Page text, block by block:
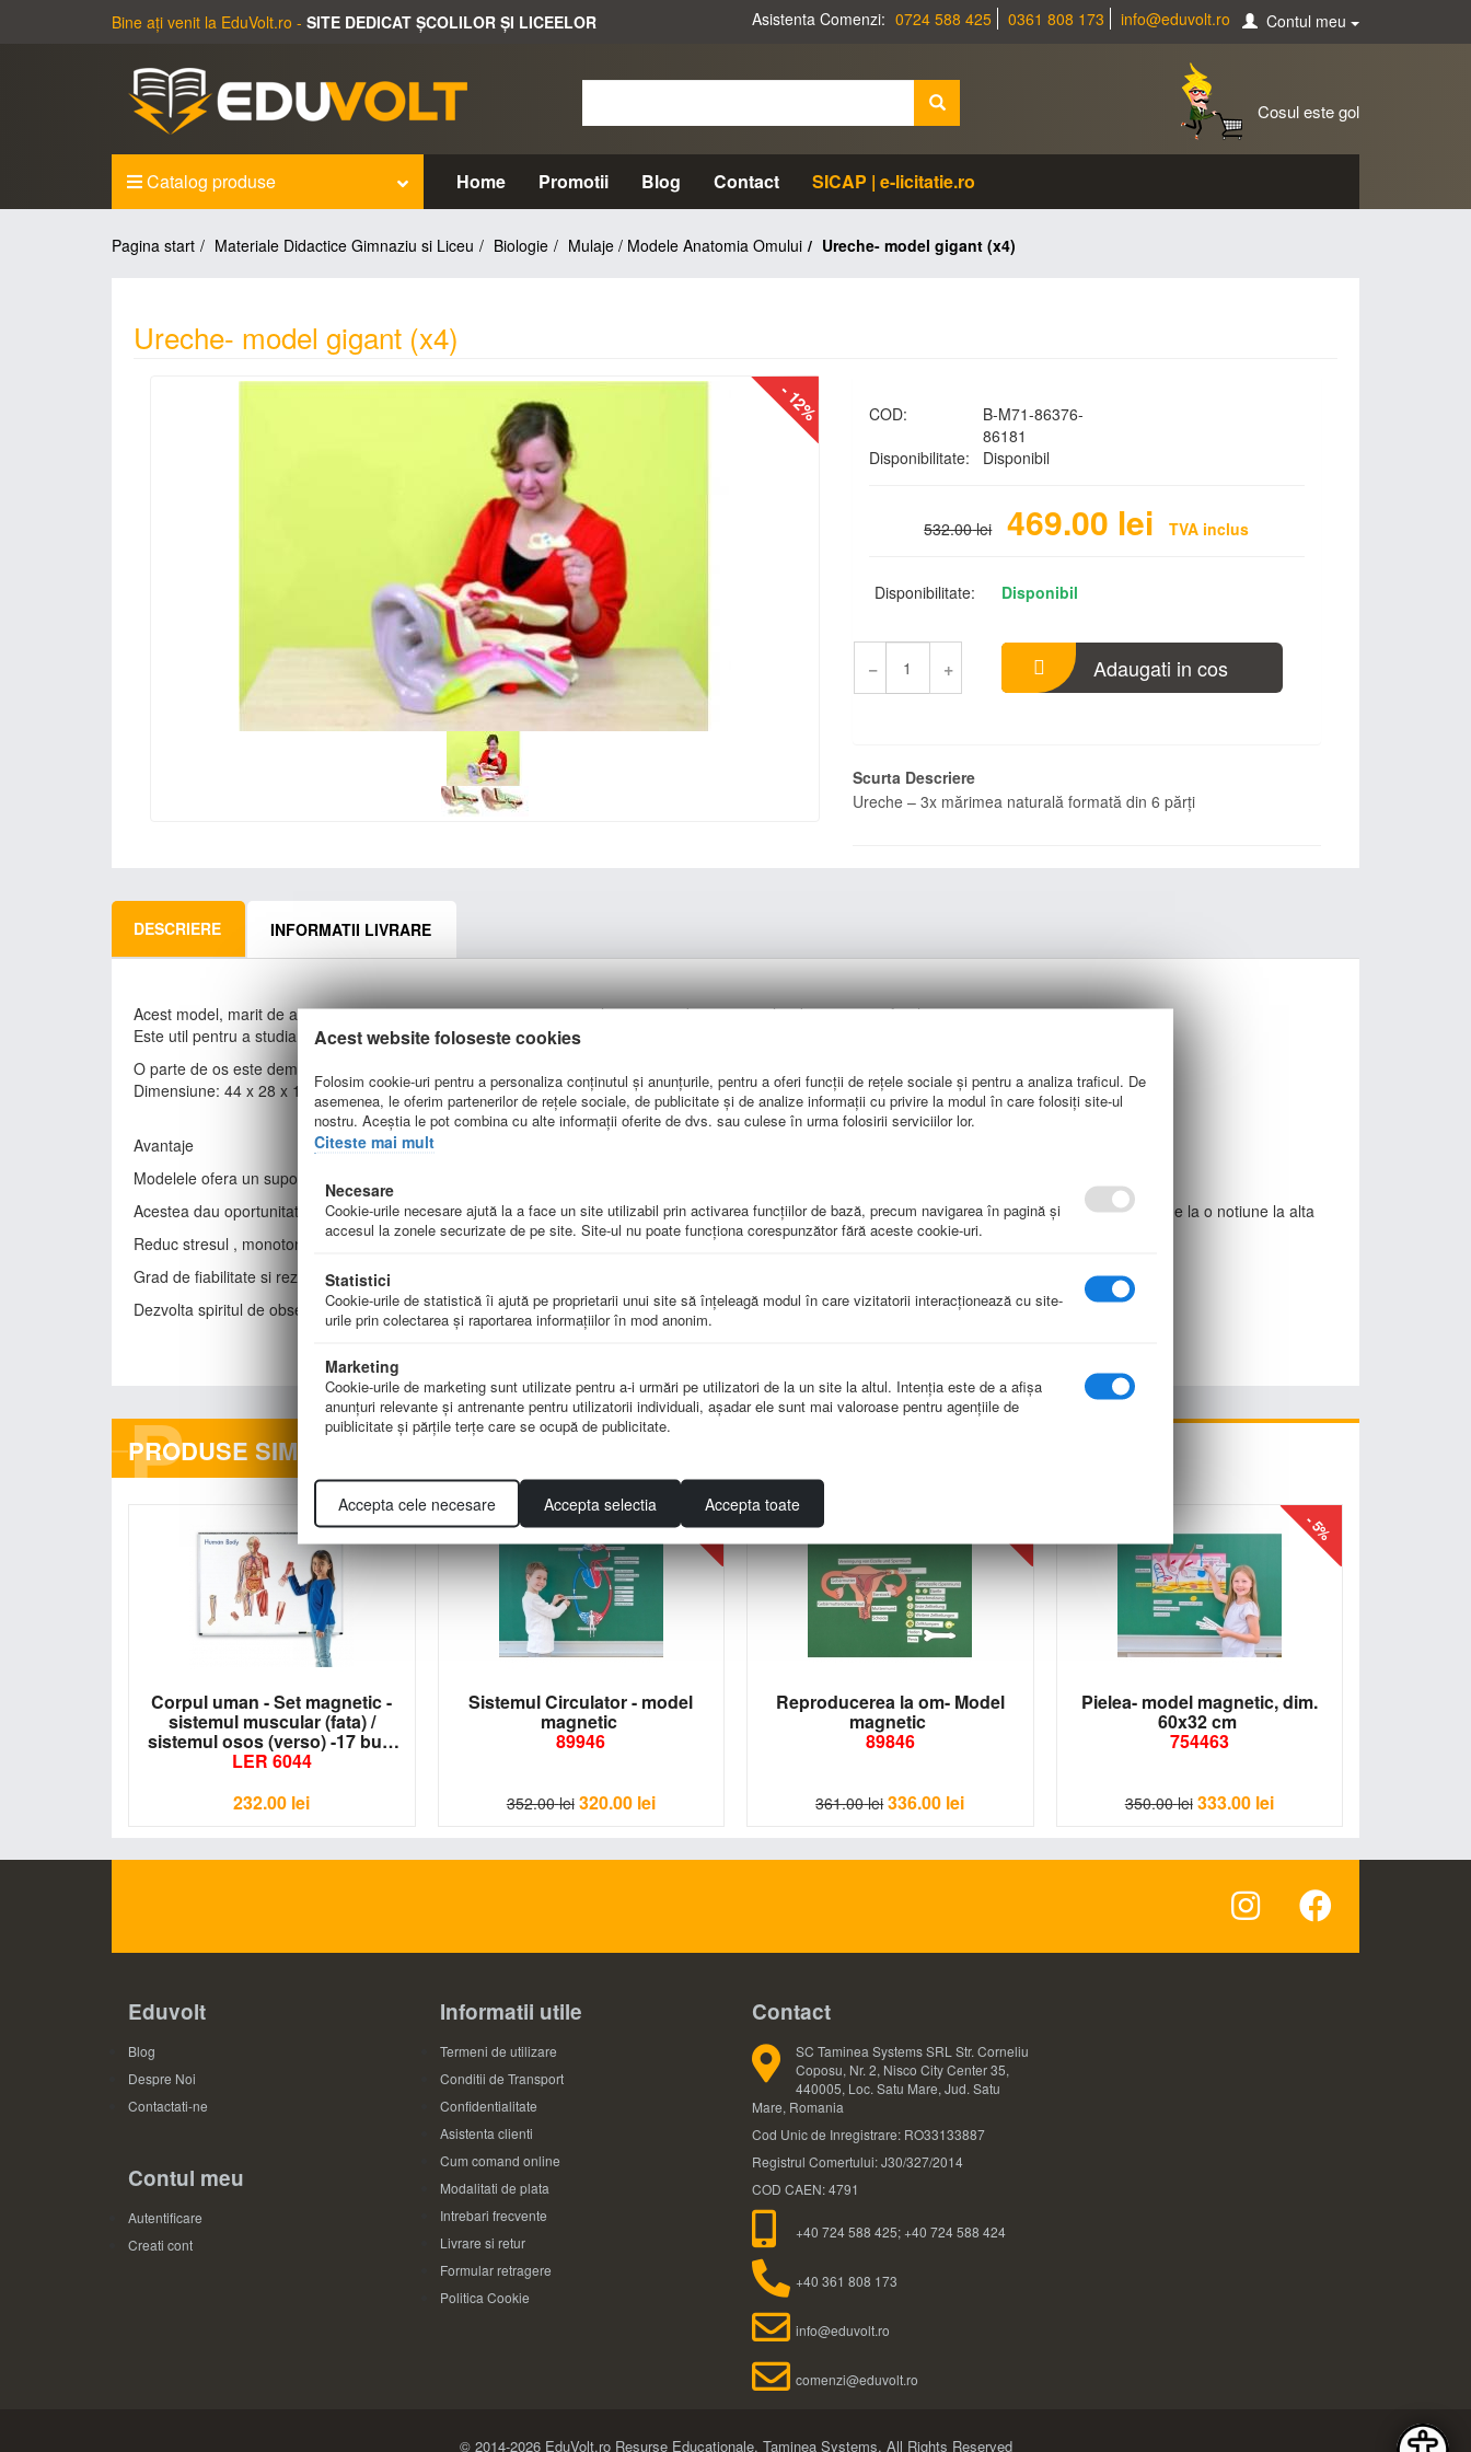
Bine ați venit la EduVolt.ro - SITE DEDICAT ȘCOLILOR ȘI LICEELOR Asistenta Comenzi: 0724 588 425 0361 808 173 info@eduvolt.ro Contul meu
Cosul este gol
Catalog produse Home Promotii Blog Contact SICAP | e-licitatie.ro
Pagina start Materiale Didactice Gimnaziu si Liceu Biologie Mulaje / Modele Anatomia Omului Ureche- model gigant (x4)
Ureche- model gigant (x4)
- 12% COD:
B-M71-86376-
86181
Disponibilitate:
Disponibil
532.00 lei 469.00 lei TVA inclus
Disponibilitate: Disponibil
− + Adaugati in cos
Scurta Descriere
Ureche – 3x mărimea naturală formată din 6 părţi
DESCRIERE INFORMATII LIVRARE
Acest model, marit de aprox. 4 ori, este conceput ca un ajutor vizual pentru predarea cursurilor de anatomie, fiziologie si igiena.
Este util pentru a studia cele trei parti structurale principale ale organului statoacustic (urechea externa, urechea medie, urechea interna).
O parte de os este demontabila, pentru a pune in evidenta scarita, canalele urechii si timpanul.
Dimensiune: 44 x 28 x 14 cm
Avantaje
Modelele ofera un suport de curs suplimentar
Acestea dau oportunitate elevului sa traga singur concluzii si sa-i formeze concepte prin observare, sortare, asociere, sa inainteze singur cu usurinta de la o notiune la alta
Reduc stresul , monotonia,stimuleaza elevul, ofera posibilitatea imbunatatirii activitatii
Grad de fiabilitate si rezistenta ridicat, avand o durata de utilizare indelungata
Dezvolta spiritul de observatie
P
PRODUSE SIMILARE
Corpul uman - Set magnetic -
sistemul muscular (fata) /
sistemul osos (verso) -17 buc
LER 6044
232.00 lei
- 9%
Sistemul Circulator - model
magnetic
89946
352.00 lei 320.00 lei
Reproducerea la om- Model
magnetic
89846
361.00 lei 336.00 lei
- 5%
Pielea- model magnetic, dim.
60x32 cm
754463
350.00 lei 333.00 lei
Eduvolt
Blog
Despre Noi
Contactati-ne
Contul meu
Autentificare
Creati cont
Informatii utile
Termeni de utilizare
Conditii de Transport
Confidentialitate
Asistenta clienti
Cum comand online
Modalitati de plata
Intrebari frecvente
Livrare si retur
Formular retragere
Politica Cookie
Contact
SC Taminea Systems SRL Str. Corneliu
Coposu, Nr. 2, Nisco City Center 35,
440005, Loc. Satu Mare, Jud. Satu
Mare, Romania
Cod Unic de Inregistrare: RO33133887
Registrul Comertului: J30/327/2014
COD CAEN: 4791
+40 724 588 425; +40 724 588 424
+40 361 808 173
info@eduvolt.ro
comenzi@eduvolt.ro
© 2014-2026 EduVolt.ro Resurse Educationale. Taminea Systems. All Rights Reserved
Acest website foloseste cookies
Folosim cookie-uri pentru a personaliza conținutul și anunțurile, pentru a oferi funcții de rețele sociale și pentru a analiza traficul. De
asemenea, le oferim partenerilor de rețele sociale, de publicitate și de analize informații cu privire la modul în care folosiți site-ul
nostru. Aceștia le pot combina cu alte informații oferite de dvs. sau culese în urma folosirii serviciilor lor.
Citeste mai mult
Necesare
Cookie-urile necesare ajută la a face un site utilizabil prin activarea funcţiilor de bază, precum navigarea în pagină şi
accesul la zonele securizate de pe site. Site-ul nu poate funcţiona corespunzător fără aceste cookie-uri.
Statistici
Cookie-urile de statistică îi ajută pe proprietarii unui site să înţeleagă modul în care vizitatorii interacţionează cu site-
urile prin colectarea şi raportarea informaţiilor în mod anonim.
Marketing
Cookie-urile de marketing sunt utilizate pentru a-i urmări pe utilizatori de la un site la altul. Intenţia este de a afişa
anunţuri relevante şi antrenante pentru utilizatorii individuali, aşadar ele sunt mai valoroase pentru agenţiile de
puiblicitate şi părţile terţe care se ocupă de publicitate.
Accepta cele necesare Accepta selectia Accepta toate